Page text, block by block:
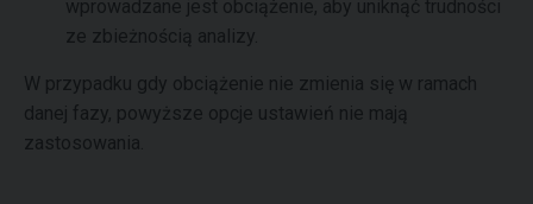
wprowadzane jest obciążenie, aby uniknąć trudności
ze zbieżnością analizy.
W przypadku gdy obciążenie nie zmienia się w ramach
danej fazy, powyższe opcje ustawień nie mają
zastosowania.